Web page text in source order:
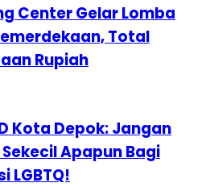
Center Gelar Lomba
Total
Rupiah
Kota Depok: Jangan
Apapun Bagi
LGBTQ!